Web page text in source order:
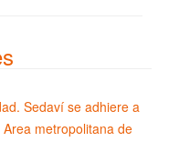
Sedaví se adhiere a
metropolitana de